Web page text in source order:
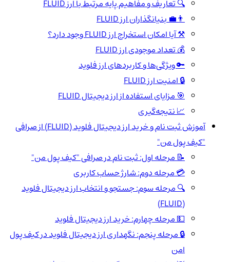
🔍 تعاریف و مفاهیم پایه مرتبط با ارز FLUID
👨‍💼 بنیانگذاران ارز FLUID
⚒️ آیا امکان استخراج ارز FLUID وجود دارد؟
💰 تعداد موجودی ارز FLUID
🔑 ویژگی‌ها و کاربردهای ارز فلوید
🔒 امنیت ارز FLUID
🎯 مزایای استفاده از ارز دیجیتال FLUID
📈 نتیجه‌گیری
آموزش ثبت نام و خرید ارز دیجیتال فلوید (FLUID) از صرافی
"کیف پول من"
📝 مرحله اول: ثبت نام در صرافی "کیف پول من"
💳 مرحله دوم: شارژ حساب کاربری
🔍 مرحله سوم: جستجو و انتخاب ارز دیجیتال فلوید
💵 مرحله چهارم: خرید ارز دیجیتال فلوید
🔒 مرحله پنجم: نگهداری ارز دیجیتال فلوید در کیف پول
امن